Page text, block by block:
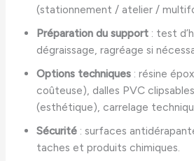
(stationnement / atelier /
Préparation du support : test
dégraissage, ragréage si
Options techniques : résine
coûteuse), dalles PVC
(esthétique), carrelage
Sécurité : surfaces
taches et produits chimiques.